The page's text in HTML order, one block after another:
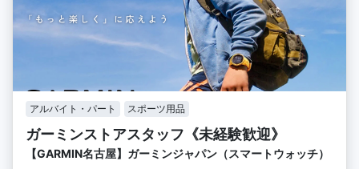
アルバイト・パート スポーツ用品
ガーミンストアスタッフ《未経験歓迎》
【GARMIN名古屋】ガーミンジャパン（スマートウォッチ）